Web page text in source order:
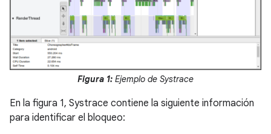
Figura 1: Ejemplo de Systrace
En la figura 1, Systrace contiene la siguiente información
para identificar el bloqueo: